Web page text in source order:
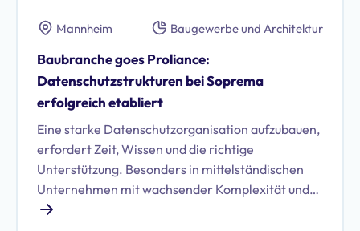
Startpunkt war eine GAP-Analyse mit Proliance –
mit dem Ziel, ein auditfähiges ISMS aufzubauen,
das Teams entlastet und Entscheider
handlungsfähig macht.
Mannheim Baugewerbe und Architektur
Baubranche goes Proliance:
Datenschutzstrukturen bei Soprema
erfolgreich etabliert
Eine starke Datenschutzorganisation aufzubauen,
erfordert Zeit, Wissen und die richtige
Unterstützung. Besonders in mittelständischen
Unternehmen mit wachsender Komplexität und
Verbundstrukturen steigen die Anforderungen an